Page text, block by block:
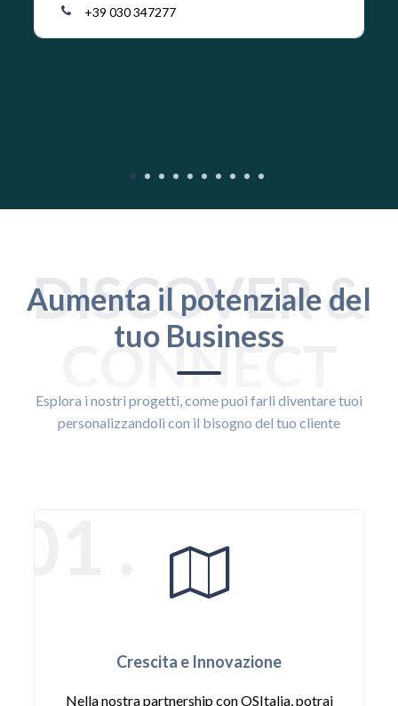
+39 030 347277
Aumenta il potenziale del
tuo Business
DISCOVER &
CONNECT
Esplora i nostri progetti, come puoi farli diventare tuoi
personalizzandoli con il bisogno del tuo cliente
Crescita e Innovazione
Nella nostra partnership con OSItalia, potrai